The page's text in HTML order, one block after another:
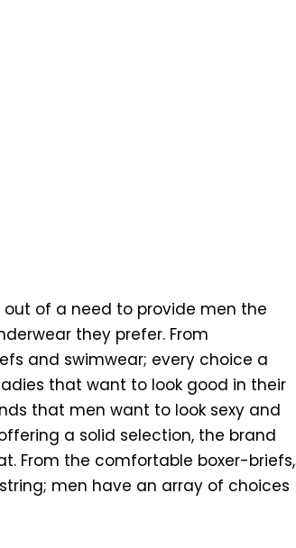
out of a need to provide men the
they prefer. From
and swimwear; every choice a
that want to look good in their
that men want to look sexy and
a solid selection, the brand
From the comfortable boxer-briefs,
men have an array of choices